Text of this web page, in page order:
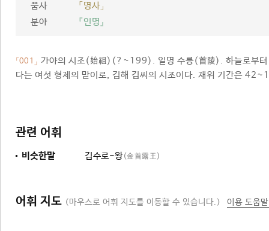
품사
「명사」
분야
『인명』
「001」 가야의 시조(始祖)(?~199). 일명 수릉(首陵). 하늘로부터
다는 여섯 형제의 맏이로, 김해 김씨의 시조이다. 재위 기간은
관련 어휘
비슷한말 김수로-왕(金首露王)
어휘 지도 (마우스로 어휘 지도를 이동할 수 있습니다.) 이용 도움